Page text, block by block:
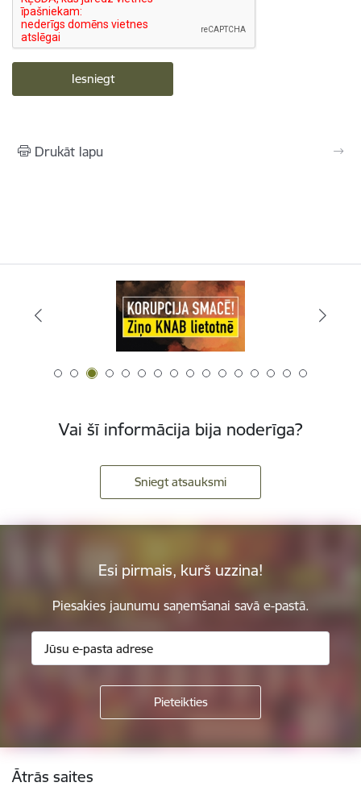
Drukāt lapu
Vai šī informācija bija noderīga?
Sniegt atsauksmi
Esi pirmais, kurš uzzina!
Piesakies jaunumu saņemšanai savā e-pastā.
Kājene
Ātrās saites